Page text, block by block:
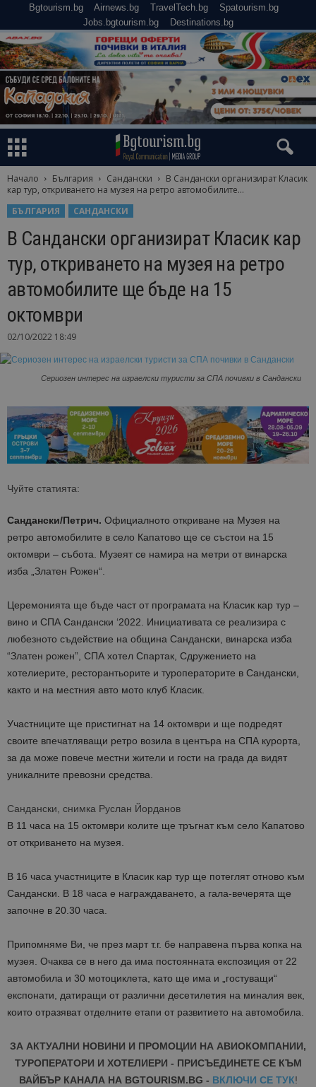
Bgtourism.bg Airnews.bg TravelTech.bg
Spatourism.bg
Jobs.bgtourism.bg
Destinations.bg
Начало България Сандански
В Сандански организират Класик
кар тур, откриването на музея на ретро автомобилите...
БЪЛГАРИЯ
САНДАНСКИ
В Сандански организират Класик кар
тур, откриването на музея на ретро
автомобилите ще бъде на 15
октомври
02/10/2022 18:49
Сериозен интерес на израелски туристи за СПА почивки в Сандански
Чуйте статията:
Сандански/Петрич. Официалното откриване на Музея на
ретро автомобилите в село Капатово ще се състои на 15
октомври – събота. Музеят се намира на метри от винарска
изба „Златен Рожен“.
Церемонията ще бъде част от програмата на Класик кар тур –
вино и СПА Сандански ‘2022. Инициативата се реализира с
любезното съдействие на община Сандански, винарска изба
“Златен рожен”, СПА хотел Спартак, Сдружението на
хотелиерите, ресторантьорите и туроператорите в Сандански,
както и на местния авто мото клуб Класик.
Участниците ще пристигнат на 14 октомври и ще подредят
своите впечатляващи ретро возила в центъра на СПА курорта,
за да може повече местни жители и гости на града да видят
уникалните превозни средства.
Сандански, снимка Руслан Йорданов
В 11 часа на 15 октомври колите ще тръгнат към село Капатово
от откриването на музея.
В 16 часа участниците в Класик кар тур ще потеглят отново към
Сандански. В 18 часа е награждаването, а гала-вечерята ще
започне в 20.30 часа.
Припомняме Ви, че през март т.г. бе направена първа копка на
музея. Очаква се в него да има постоянната експозиция от 22
автомобила и 30 мотоциклета, като ще има и „гостуващи“
експонати, датиращи от различни десетилетия на миналия век,
които отразяват отделните етапи от развитието на автомобила.
ЗА АКТУАЛНИ НОВИНИ И ПРОМОЦИИ НА АВИОКОМПАНИИ,
ТУРОПЕРАТОРИ И ХОТЕЛИЕРИ - ПРИСЪЕДИНЕТЕ СЕ КЪМ
ВАЙБЪР КАНАЛА НА BGTOURISM.BG - ВКЛЮЧИ СЕ ТУК!